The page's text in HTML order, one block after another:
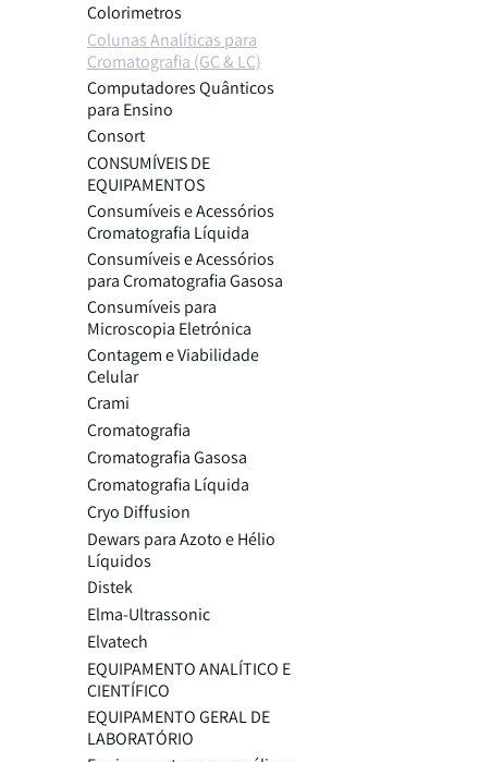
Colorimetros
Colunas Analíticas para
Cromatografia (GC & LC)
Computadores Quânticos
para Ensino
Consort
CONSUMÍVEIS DE
EQUIPAMENTOS
Consumíveis e Acessórios
Cromatografia Líquida
Consumíveis e Acessórios
para Cromatografia Gasosa
Consumíveis para
Microscopia Eletrónica
Contagem e Viabilidade
Celular
Crami
Cromatografia
Cromatografia Gasosa
Cromatografia Líquida
Cryo Diffusion
Dewars para Azoto e Hélio
Líquidos
Distek
Elma-Ultrassonic
Elvatech
EQUIPAMENTO ANALÍTICO E
CIENTÍFICO
EQUIPAMENTO GERAL DE
LABORATÓRIO